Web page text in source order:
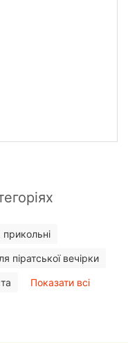
піратської вечірки
Показати всі